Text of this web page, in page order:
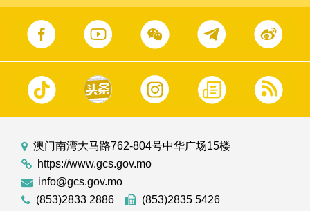
澳门南湾大马路762-804号中华广场15楼
https://www.gcs.gov.mo
info@gcs.gov.mo
(853)2833 2886
(853)2835 5426